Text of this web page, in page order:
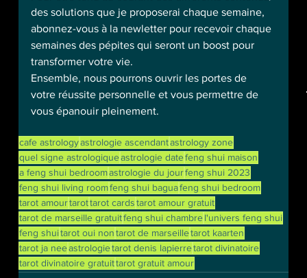
des solutions que je proposerai chaque semaine,
abonnez-vous à la newletter pour recevoir chaque
semaines des pépites qui seront un boost pour
transformer votre vie.
Ensemble, nous pourrons ouvrir les portes de
votre réussite personnelle et vous permettre de
vous épanouir pleinement.
cafe astrologyastrologie ascendantastrology zone
quel signe astrologiqueastrologie datefeng shui maison
a feng shui bedroomastrologie du jourfeng shui 2023
feng shui living roomfeng shui baguafeng shui bedroom
tarot amourtarottarot cardstarot amour gratuit
tarot de marseille gratuitfeng shui chambrel'univers feng shui
feng shuitarot oui nontarot de marseilletarot kaarten
tarot ja neeastrologietarot denis lapierretarot divinatoire
tarot divinatoire gratuittarot gratuit amour